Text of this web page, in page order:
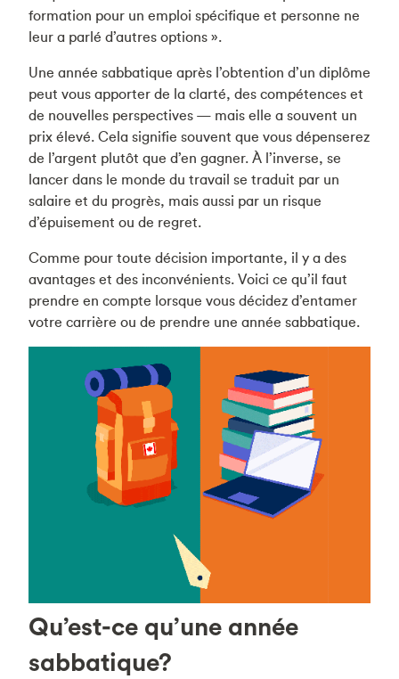
formation pour un emploi spécifique et personne ne
leur a parlé d’autres options ».
Une année sabbatique après l’obtention d’un diplôme
peut vous apporter de la clarté, des compétences et
de nouvelles perspectives — mais elle a souvent un
prix élevé. Cela signifie souvent que vous dépenserez
de l’argent plutôt que d’en gagner. À l’inverse, se
lancer dans le monde du travail se traduit par un
salaire et du progrès, mais aussi par un risque
d’épuisement ou de regret.
Comme pour toute décision importante, il y a des
avantages et des inconvénients. Voici ce qu’il faut
prendre en compte lorsque vous décidez d’entamer
votre carrière ou de prendre une année sabbatique.
Qu’est-ce qu’une année
sabbatique?